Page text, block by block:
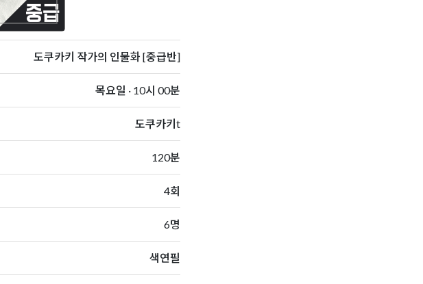
도쿠카키 작가의 인물화 [중급반]
목요일 · 10시 00분
도쿠카키t
120분
4회
6명
색연필